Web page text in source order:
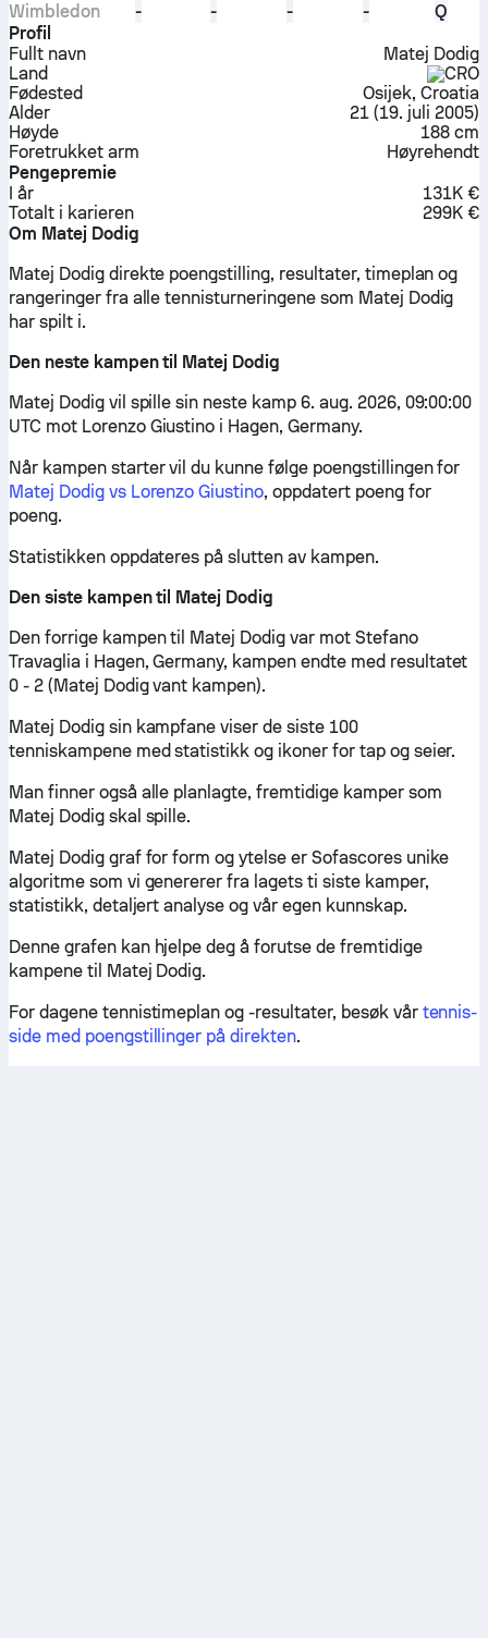
Wimbledon
- - - -
Q
Profil
Fullt navn
Matej Dodig
Land
CRO
Fødested
Osijek, Croatia
Alder
21 (19. juli 2005)
Høyde
188 cm
Foretrukket arm
Høyrehendt
Pengepremie
I år
131K €
Totalt i karieren
299K €
Om Matej Dodig
Matej Dodig direkte poengstilling, resultater, timeplan og
rangeringer fra alle tennisturneringene som Matej Dodig
har spilt i.
Den neste kampen til Matej Dodig
Matej Dodig vil spille sin neste kamp 6. aug. 2026, 09:00:00
UTC mot Lorenzo Giustino i Hagen, Germany.
Når kampen starter vil du kunne følge poengstillingen for
Matej Dodig vs Lorenzo Giustino, oppdatert poeng for
poeng.
Statistikken oppdateres på slutten av kampen.
Den siste kampen til Matej Dodig
Den forrige kampen til Matej Dodig var mot Stefano
Travaglia i Hagen, Germany, kampen endte med resultatet
0 - 2 (Matej Dodig vant kampen).
Matej Dodig sin kampfane viser de siste 100
tenniskampene med statistikk og ikoner for tap og seier.
Man finner også alle planlagte, fremtidige kamper som
Matej Dodig skal spille.
Matej Dodig graf for form og ytelse er Sofascores unike
algoritme som vi genererer fra lagets ti siste kamper,
statistikk, detaljert analyse og vår egen kunnskap.
Denne grafen kan hjelpe deg å forutse de fremtidige
kampene til Matej Dodig.
For dagene tennistimeplan og -resultater, besøk vår tennis-
side med poengstillinger på direkten.